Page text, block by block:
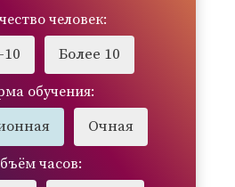
человек:
10 Более 10
обучения:
Очная
часов: